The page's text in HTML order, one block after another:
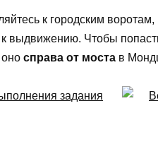
к городским
выдвижению. Чтобы
справа от моста в